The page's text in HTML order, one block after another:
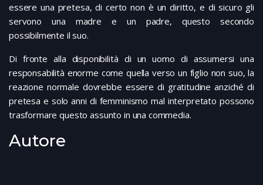
essere una pretesa, di certo non è un diritto, e di sicuro gli
servono una madre e un padre, questo secondo
possibilmente il suo.
Di fronte alla disponibilità di un uomo di assumersi una
responsabilità enorme come quella verso un figlio non suo, la
reazione normale dovrebbe essere di gratitudine anziché di
pretesa e solo anni di femminismo mal interpretato possono
trasformare questo assunto in una commedia.
Autore